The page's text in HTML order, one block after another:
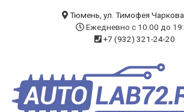
ЧИП-ТЮНИНГ
ДИАГНОСТИКА
Тюмень, ул. Тимофея
Ежедневно с 10:00 до
+7 (932) 321-24-20